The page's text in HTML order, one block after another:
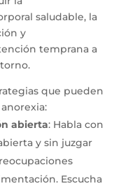
saludable, la
y
temprana a
que pueden
abierta: Habla con
y sin juzgar
Escucha